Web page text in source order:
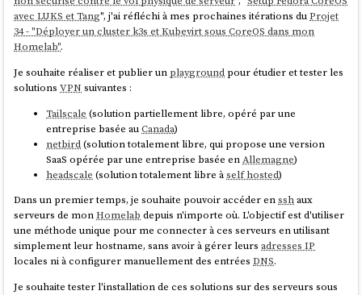
avec LUKS et Tang", j'ai réfléchi à mes prochaines itérations duProjet
34 - "Déployer un cluster k3s et Kubevirt sous CoreOS dans mon
Homelab".
Je souhaite réaliser et publier un playground pour étudier et tester les
solutionsVPN suivantes :
Tailscale (solution partiellement libre, opéré par une
entreprise basée auCanada)
netbird(solution totalement libre, qui propose une version
SaaS opérée par une entreprise basée enAllemagne)
headscale (solution totalement libre àself hosted)
Dans un premier temps, je souhaite pouvoir accéder ensshaux
serveurs de monHomelab depuis n'importe où. L'objectif est d'utiliser
une méthode unique pour me connecter à ces serveurs en utilisant
simplement leur hostname, sans avoir à gérer leursadresses IP
locales ni à configurer manuellement des entréesDNS.
Je souhaite tester l'installation de ces solutions sur des serveurs sous